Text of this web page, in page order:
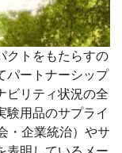
クトをもたらすの
パートナーシップ
ビリティ状況の全
験用品のサプライ
・企業統治）やサ